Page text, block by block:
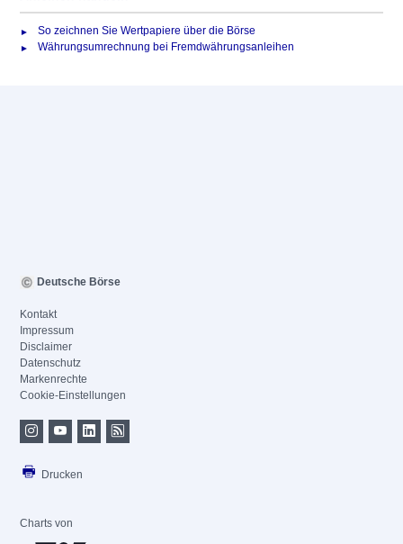
So zeichnen Sie Wertpapiere über die Börse
Währungsumrechnung bei Fremdwährungsanleihen
Deutsche Börse
Kontakt
Impressum
Disclaimer
Datenschutz
Markenrechte
Cookie-Einstellungen
Drucken
Charts von